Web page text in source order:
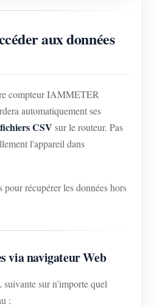
aux données
compteur IAMMETER
automatiquement ses
fichiers CSVsur le routeur. Pas
l'appareil dans
récupérer les données hors
via navigateur Web
sur n'importe quel
: